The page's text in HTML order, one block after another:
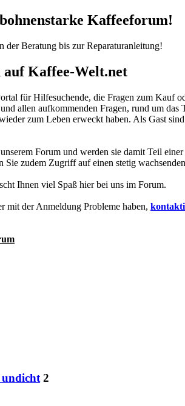
Kaffeeforum!
der Beratung bis zur Reparaturanleitung!
Kaffee-Welt.net
für Hilfesuchende, die Fragen zum Kauf
allen aufkommenden Fragen, rund um
zum Leben erweckt haben. Als Gast
Forum und werden sie damit Teil
Sie zudem Zugriff auf einen stetig
Ihnen viel Spaß hier bei uns im Forum.
mit der Anmeldung Probleme haben,
2